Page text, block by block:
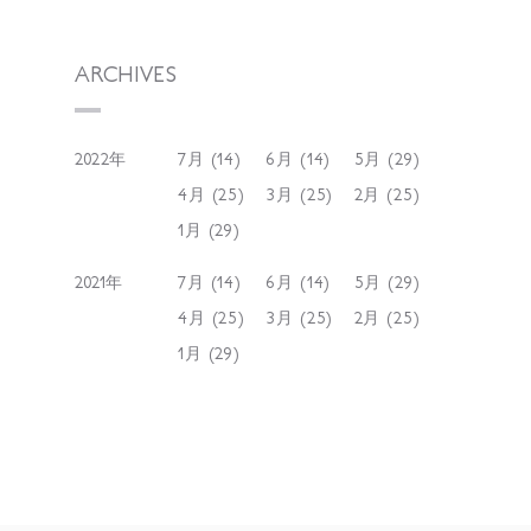
ARCHIVES
2022年 7月 (14) 6月 (14)
5月 (29)
4月 (25)
3月 (25)
2月 (25)
1月 (29)
2021年 7月 (14) 6月 (14)
5月 (29)
4月 (25)
3月 (25)
2月 (25)
1月 (29)